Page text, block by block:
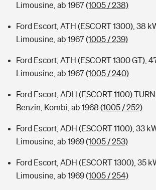
Limousine, ab 1967(1005 / 238)
Ford Escort, ATH (ESCORT 1300), 38
Limousine, ab 1967(1005 / 239)
Ford Escort, ATH (ESCORT 1300 GT),
Limousine, ab 1967(1005 / 240)
Ford Escort, ADH (ESCORT 1100)
Benzin, Kombi, ab 1968 (1005 / 252)
Ford Escort, ADH (ESCORT 1100), 33
Limousine, ab 1969(1005 / 253)
Ford Escort, ADH (ESCORT 1300), 35
Limousine, ab 1969(1005 / 254)